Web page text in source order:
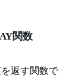
関数
返す関数で